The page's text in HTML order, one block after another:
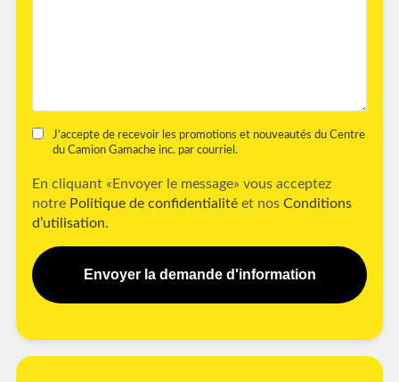
J'accepte de recevoir les promotions et nouveautés du Centre
du Camion Gamache inc. par courriel.
En cliquant «Envoyer le message» vous acceptez
notre Politique de confidentialité et nos Conditions
d’utilisation.
Envoyer la demande d'information